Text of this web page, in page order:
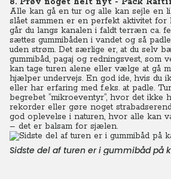
Alle kan gå en tur og alle kan sejle en
slået sammen er en perfekt aktivitet for
går du langs kanalen i faldt terræn ca.
sættes gummibåden i vandet og så
uden strøm. Det særlige er, at du selv
gummibåd, pagaj og redningsvest, som
kan tage turen alene eller vælge at gå
hjælper undervejs. En god ide, hvis du
eller har erfaring med f.eks. at padle.
begrebet ”mikroeventyr”, hvor det ikke
rekorder eller gøre noget
god oplevelse i naturen, hvor alle kan
– det er balsam for sjælen.
Sidste del af turen er i gummibåd på